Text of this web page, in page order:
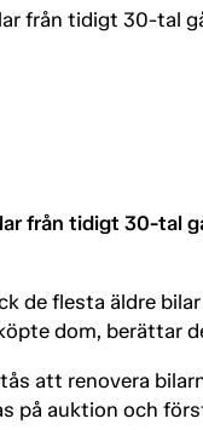
från tidigt 30-tal
från tidigt 30-tal
de flesta äldre
dom, berättar
att renovera
på auktion och